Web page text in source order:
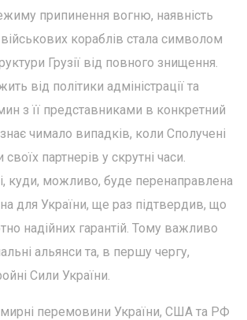
припинення вогню, наявність
кораблів стала символом
Грузії від повного знищення.
від політики адміністрації та
з її представниками в конкретний
чимало випадків, коли Сполучені
партнерів у скрутні часи.
куди, можливо, буде перенаправлена
для України, ще раз підтвердив, що
надійних гарантій. Тому важливо
альянси та, в першу чергу,
Сили України.
перемовини України, США та РФ